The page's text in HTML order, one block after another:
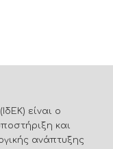
είναι ο
και
ανάπτυξης